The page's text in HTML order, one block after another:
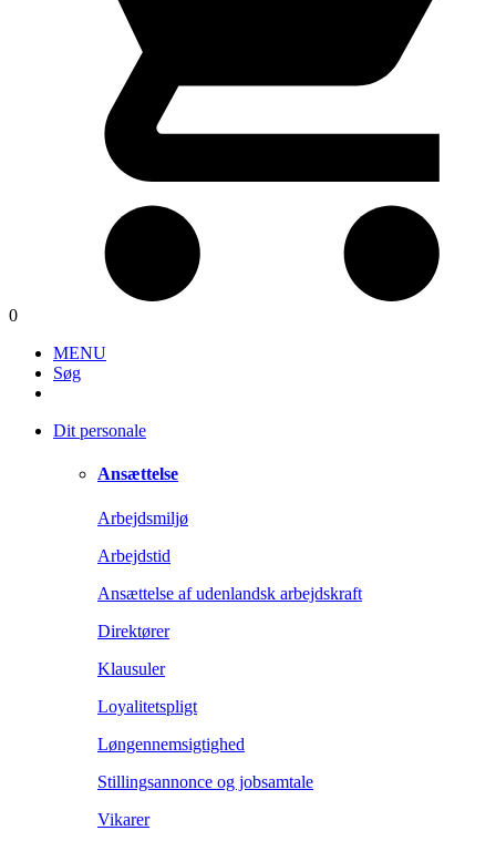
0
MENU
Søg
Dit personale
Ansættelse
Arbejdsmiljø
Arbejdstid
Ansættelse af udenlandsk arbejdskraft
Direktører
Klausuler
Loyalitetspligt
Løngennemsigtighed
Stillingsannonce og jobsamtale
Vikarer